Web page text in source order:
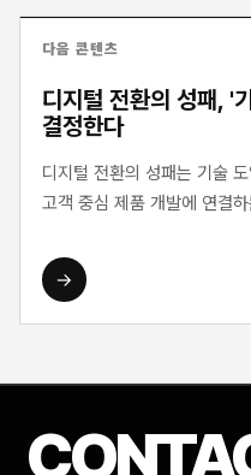
다음 콘텐츠
디지털 전환의 성패, '
결정한다
디지털 전환의 성패는 기술
고객 중심 제품 개발에 연결
→